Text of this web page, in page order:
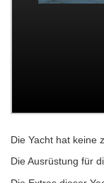
Die Yacht hat keine
Die Ausrüstung für